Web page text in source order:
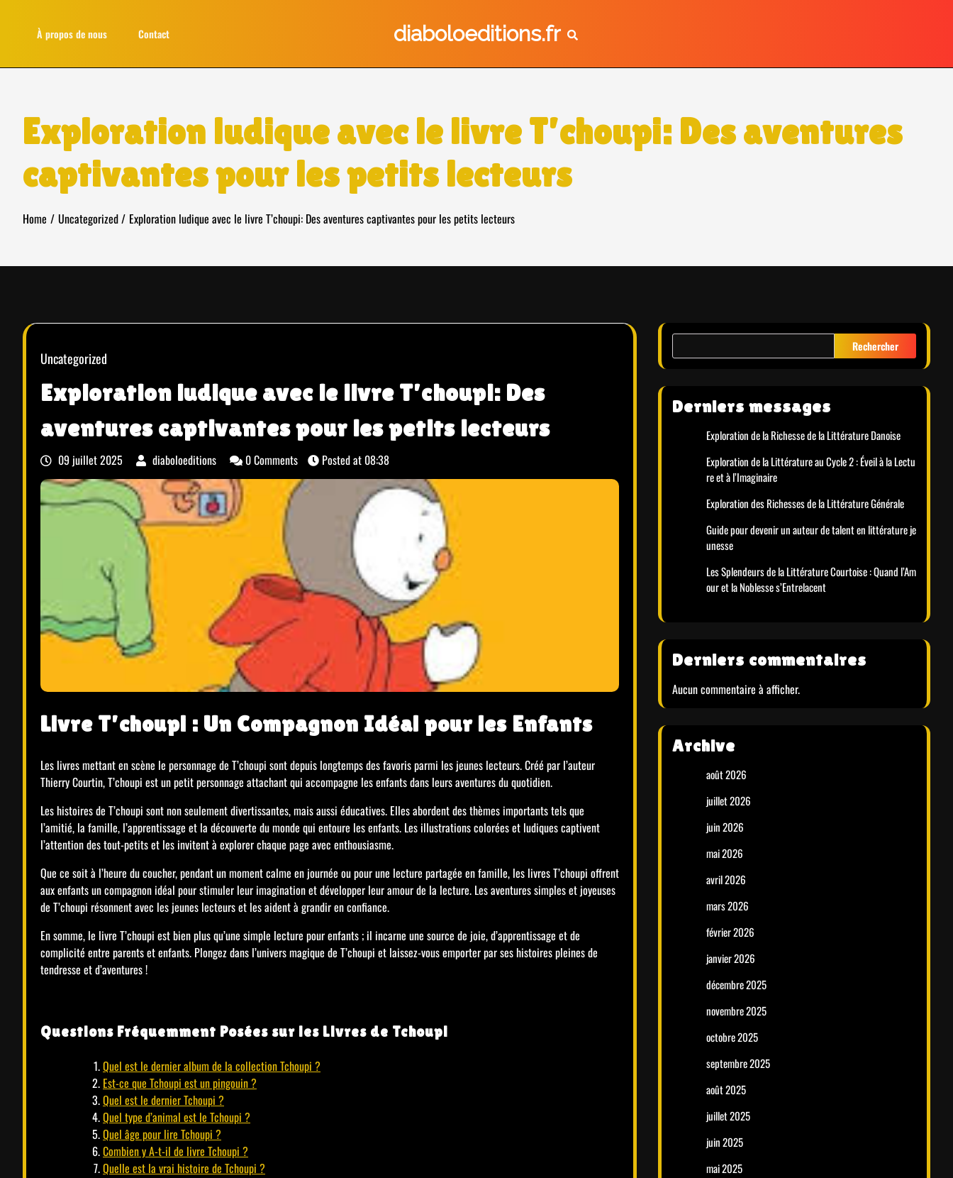
À propos de nous Contact diaboloeditions.fr
Exploration ludique avec le livre T’choupi: Des aventures
captivantes pour les petits lecteurs
Home Uncategorized Exploration ludique avec le livre T’choupi: Des aventures captivantes pour les petits lecteurs
Uncategorized
Exploration ludique avec le livre T’choupi: Des
aventures captivantes pour les petits lecteurs
09 juillet 2025 diaboloeditions 0 Comments Posted at 08:38
Livre T’choupi : Un Compagnon Idéal pour les Enfants
Les livres mettant en scène le personnage de T’choupi sont depuis longtemps des favoris parmi les jeunes lecteurs. Créé par l’auteur
Thierry Courtin, T’choupi est un petit personnage attachant qui accompagne les enfants dans leurs aventures du quotidien.
Les histoires de T’choupi sont non seulement divertissantes, mais aussi éducatives. Elles abordent des thèmes importants tels que
l’amitié, la famille, l’apprentissage et la découverte du monde qui entoure les enfants. Les illustrations colorées et ludiques captivent
l’attention des tout-petits et les invitent à explorer chaque page avec enthousiasme.
Que ce soit à l’heure du coucher, pendant un moment calme en journée ou pour une lecture partagée en famille, les livres T’choupi offrent
aux enfants un compagnon idéal pour stimuler leur imagination et développer leur amour de la lecture. Les aventures simples et joyeuses
de T’choupi résonnent avec les jeunes lecteurs et les aident à grandir en confiance.
En somme, le livre T’choupi est bien plus qu’une simple lecture pour enfants ; il incarne une source de joie, d’apprentissage et de
complicité entre parents et enfants. Plongez dans l’univers magique de T’choupi et laissez-vous emporter par ses histoires pleines de
tendresse et d’aventures !
Questions Fréquemment Posées sur les Livres de Tchoupi
Quel est le dernier album de la collection Tchoupi ?
Est-ce que Tchoupi est un pingouin ?
Quel est le dernier Tchoupi ?
Quel type d’animal est le Tchoupi ?
Quel âge pour lire Tchoupi ?
Combien y A-t-il de livre Tchoupi ?
Quelle est la vrai histoire de Tchoupi ?
Rechercher
Derniers messages
Exploration de la Richesse de la Littérature Danoise
Exploration de la Littérature au Cycle 2 : Éveil à la Lectu
re et à l’Imaginaire
Exploration des Richesses de la Littérature Générale
Guide pour devenir un auteur de talent en littérature je
unesse
Les Splendeurs de la Littérature Courtoise : Quand l’Am
our et la Noblesse s’Entrelacent
Derniers commentaires
Aucun commentaire à afficher.
Archive
août 2026
juillet 2026
juin 2026
mai 2026
avril 2026
mars 2026
février 2026
janvier 2026
décembre 2025
novembre 2025
octobre 2025
septembre 2025
août 2025
juillet 2025
juin 2025
mai 2025